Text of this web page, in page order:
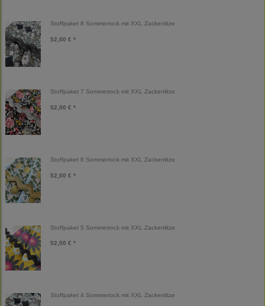
Stoffpaket 8 Sommerrock mit XXL Zackenlitze
52,00 € *
Stoffpaket 7 Sommerrock mit XXL Zackenlitze
52,00 € *
Stoffpaket 6 Sommerrock mit XXL Zackenlitze
52,00 € *
Stoffpaket 5 Sommerrock mit XXL Zackenlitze
52,00 € *
Stoffpaket 4 Sommerrock mit XXL Zackenlitze